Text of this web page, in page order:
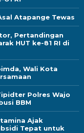
Atapange Tewas
Pertandingan
HUT ke-81 RI di
Wali Kota
Polres Wajo
BBM
Ajak
Tepat untuk